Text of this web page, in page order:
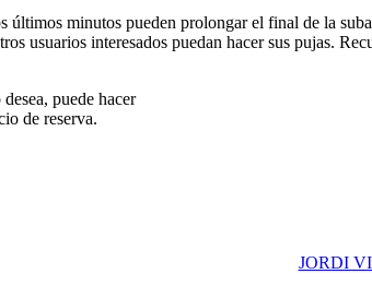
últimos minutos pueden prolongar el final de la
usuarios interesados puedan hacer sus pujas.
puede hacer
de reserva.
JORDI